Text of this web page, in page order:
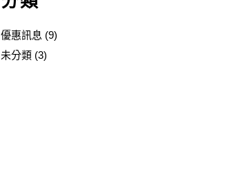
優惠訊息 (9)
未分類(3)